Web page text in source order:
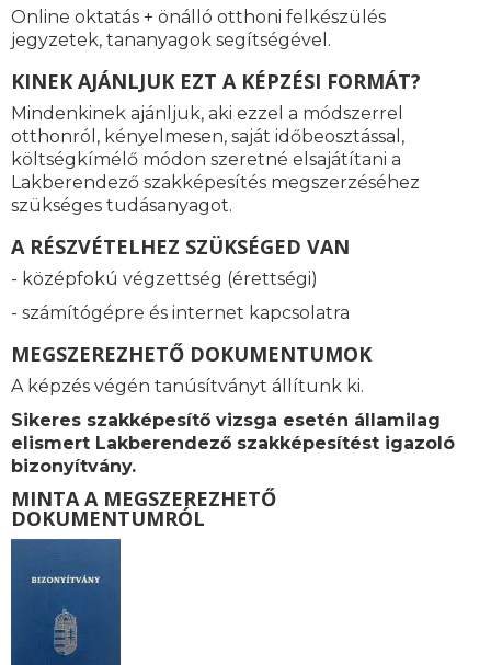
Online oktatás + önálló otthoni felkészülés
jegyzetek, tananyagok segítségével.
KINEK AJÁNLJUK EZT A KÉPZÉSI FORMÁT?
Mindenkinek ajánljuk, aki ezzel a módszerrel
otthonról, kényelmesen, saját időbeosztással,
költségkímélő módon szeretné elsajátítani a
Lakberendező szakképesítés megszerzéséhez
szükséges tudásanyagot.
A RÉSZVÉTELHEZ SZÜKSÉGED VAN
- középfokú végzettség (érettségi)
- számítógépre és internet kapcsolatra
MEGSZEREZHETŐ DOKUMENTUMOK
A képzés végén tanúsítványt állítunk ki.
Sikeres szakképesítő vizsga esetén államilag
elismert Lakberendező szakképesítést igazoló
bizonyítvány.
MINTA A MEGSZEREZHETŐ
DOKUMENTUMRÓL